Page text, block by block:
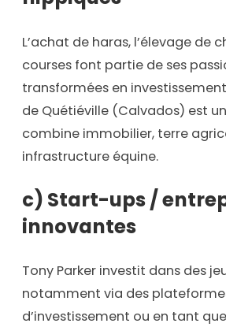
L’achat de haras, l’élevage de
courses font partie de ses
transformées en
de Quétiéville (Calvados) est
combine immobilier, terre
infrastructure équine.
c) Start-ups /
innovantes
Tony Parker investit dans des
notamment via des
d’investissement ou en tant